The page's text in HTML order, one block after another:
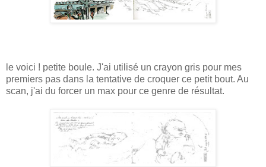
le voici ! petite boule. J'ai utilisé un crayon gris pour mes
premiers pas dans la tentative de croquer ce petit bout. Au
scan, j'ai du forcer un max pour ce genre de résultat.